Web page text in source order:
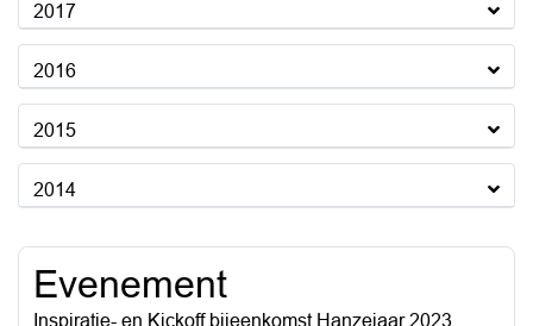
2017
2016
2015
2014
Evenement
Inspiratie- en Kickoff bijeenkomst Hanzejaar 2023